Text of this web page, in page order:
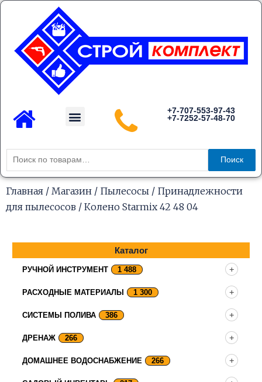
Перейти
содержимому
Menu
+7-707-553-97-43
+7-7252-57-48-70
Искать:
Поиск
Главная / Магазин / Пылесосы / Принадлежности
для пылесосов / Колено Starmix 42 48 04
Каталог
РУЧНОЙ ИНСТРУМЕНТ 1 488
РАСХОДНЫЕ МАТЕРИАЛЫ 1 300
СИСТЕМЫ ПОЛИВА 386
ДРЕНАЖ 266
ДОМАШНЕЕ ВОДОСНАБЖЕНИЕ 266